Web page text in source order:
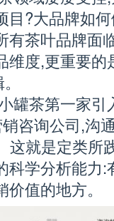
目?大品牌如
有茶叶品牌面
维度,更重要
罐茶第一家引
咨询公司,沟
这就是定类所
科学分析能力
值的地方。